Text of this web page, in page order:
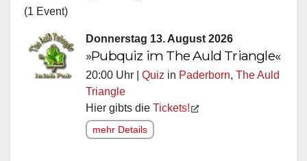
(1 Event)
Donnerstag 13. August 2026
»Pubquiz im The Auld Triangle«
20:00 Uhr | Quiz in Paderborn, The Auld
Triangle
Hier gibts die Tickets!
mehr Details